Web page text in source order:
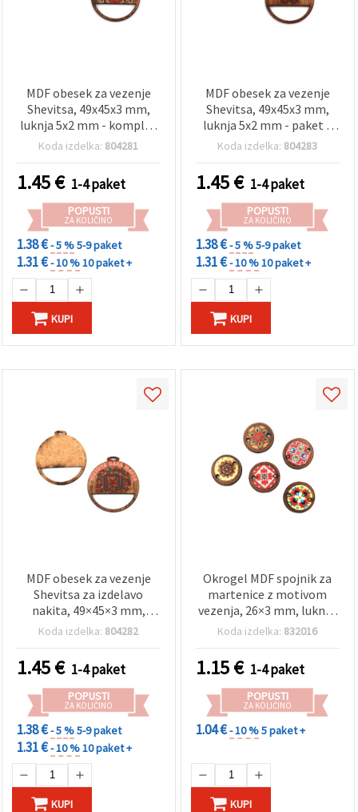
MDF obesek za vezenje
Shevitsa, 49x45x3 mm,
luknja 5x2 mm - komplet
5 kosov
Koda izdelka: 804281
1.45€ 1-4 paket
POPUSTI
ZA KOLIČINO
1.38 €- 5 %5-9 paket
1.31 €- 10 %10 paket +
KUPI
MDF obesek za vezenje
Shevitsa, 49x45x3 mm,
luknja 5x2 mm - paket 5
kosov
Koda izdelka: 804283
1.45€ 1-4 paket
POPUSTI
ZA KOLIČINO
1.38 €- 5 %5-9 paket
1.31 €- 10 %10 paket +
KUPI
MDF obesek za vezenje
Shevitsa za izdelavo
nakita, 49×45×3 mm,
luknja 5×2 mm – paket 5
Koda izdelka: 804282
1.45€ 1-4 paket
POPUSTI
ZA KOLIČINO
1.38 €- 5 %5-9 paket
1.31 €- 10 %10 paket +
KUPI
Okrogel MDF spojnik za
martenice z motivom
vezenja, 26×3 mm, luknja:
3 mm, za izdelavo nakita,
in DIY rokodelstvo – 5 kos
Koda izdelka: 832016
1.15€ 1-4 paket
POPUSTI
ZA KOLIČINO
1.04 €- 10 %5 paket +
KUPI